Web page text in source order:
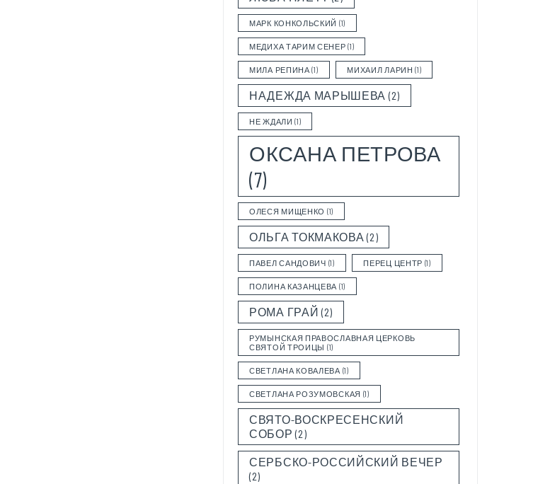
МАРК КОНКОЛЬСКИЙ (1)
МЕДИХА ТАРИМ СЕНЕР (1)
МИЛА РЕПИНА (1) МИХАИЛ ЛАРИН (1)
НАДЕЖДА МАРЫШЕВА (2)
НЕ ЖДАЛИ (1)
ОКСАНА ПЕТРОВА
(7)
ОЛЕСЯ МИЩЕНКО (1)
ОЛЬГА ТОКМАКОВА (2)
ПАВЕЛ САНДОВИЧ (1) ПЕРЕЦ ЦЕНТР (1)
ПОЛИНА КАЗАНЦЕВА (1)
РОМА ГРАЙ (2)
РУМЫНСКАЯ ПРАВОСЛАВНАЯ ЦЕРКОВЬ
СВЯТОЙ ТРОИЦЫ (1)
СВЕТЛАНА КОВАЛЕВА (1)
СВЕТЛАНА РОЗУМОВСКАЯ (1)
СВЯТО-ВОСКРЕСЕНСКИЙ
СОБОР (2)
СЕРБСКО-РОССИЙСКИЙ ВЕЧЕР
(2)